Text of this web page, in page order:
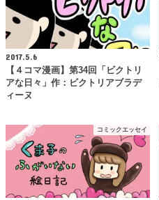
2017.5.6
【４コマ漫画】第34回「ビクトリ
アな日々」作：ビクトリアブラデ
ィーヌ
コミックエッセイ